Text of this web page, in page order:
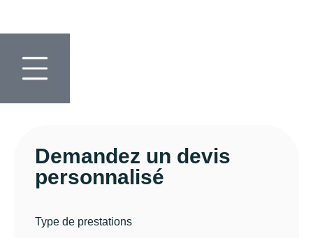
Demandez un devis
personnalisé
Type de prestations